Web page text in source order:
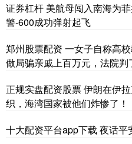
证券杠杆 美航母闯入南海为
警-600成功弹射起飞
郑州股票配资 一女子自称高
做局骗亲戚上百万元，法院判
正规实盘配资股票 伊朗在伊
织，海湾国家被他们炸惨了！
十大配资平台app下载 夜话平